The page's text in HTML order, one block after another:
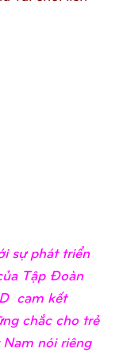
sự phát triển
Tập Đoàn
cam kết
chắc cho trẻ
nói riêng